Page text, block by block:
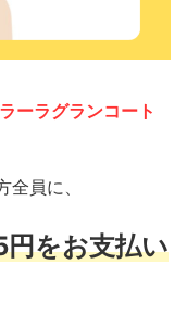
ーラグランコート
員に、
をお支払い